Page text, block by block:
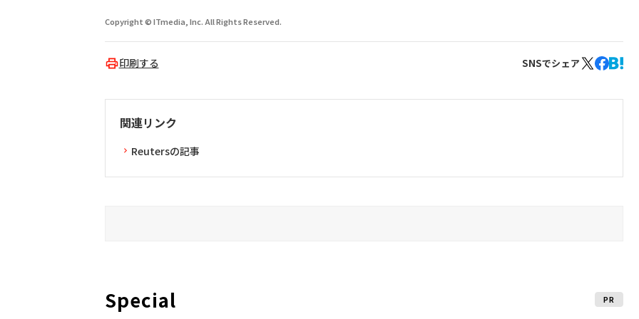
Copyright © ITmedia, Inc. All Rights Reserved.
印刷する SNSでシェア
関連リンク
Reutersの記事
Special PR